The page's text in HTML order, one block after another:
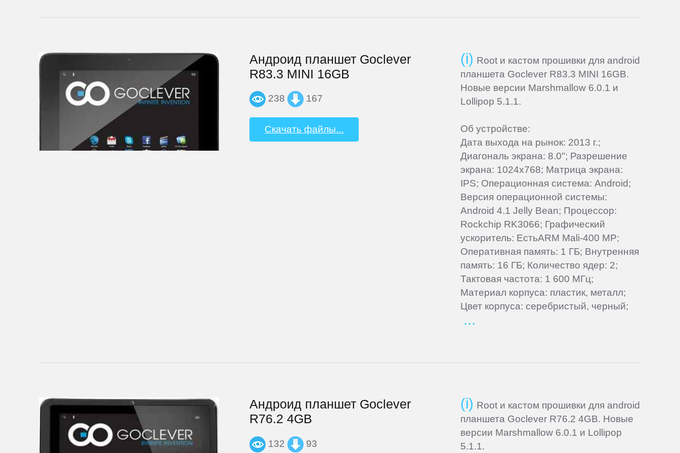
Андроид планшет Goclever
R83.3 MINI 16GB
238 167
Скачать файлы...
Root и кастом прошивки для android
планшета Goclever R83.3 MINI 16GB.
Новые версии Marshmallow 6.0.1 и
Lollipop 5.1.1.
Об устройстве:
Дата выхода на рынок: 2013 г.;
Диагональ экрана: 8.0"; Разрешение
экрана: 1024x768; Матрица экрана:
IPS; Операционная система: Android;
Версия операционной системы:
Android 4.1 Jelly Bean; Процессор:
Rockchip RK3066; Графический
ускоритель: ЕстьARM Mali-400 MP;
Оперативная память: 1 ГБ; Внутренняя
память: 16 ГБ; Количество ядер: 2;
Тактовая частота: 1 600 МГц;
Материал корпуса: пластик, металл;
Цвет корпуса: серебристый, черный;
Андроид планшет Goclever
R76.2 4GB
132 93
Root и кастом прошивки для android
планшета Goclever R76.2 4GB. Новые
версии Marshmallow 6.0.1 и Lollipop
5.1.1.
CrownMicro
Fujitsu